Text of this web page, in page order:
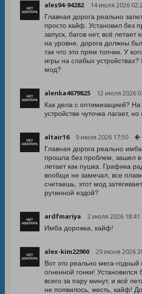
ales94-94282 14 июля 2026
Главная дорога реально
просто кайф. Установил без
запуск, багов нет, всё летает
на уровне, дорога должны
так что это прям топчик. У
игры на слабых устройствах?
мод?
alenka4679825 12 июля 2026
Как дела с оптимизацией? На
устройстве чуточка лагает,
altair16 9 июля 2026 17:50
Главная дорога реально
прошла без проблем, зашел в
летает как пушка. Графика
вообще не замечал, все
считаешь, этот мод
рутинной ездой?
ardfmariya 2 июля 2026 18:41
Имба дорожка, кайф!
alex-kim22900 29 июня 2026
Вот это реально мега-
огненной гонки! Установился
всего за пару минут, и всё
не появилось, жесть, кайф!